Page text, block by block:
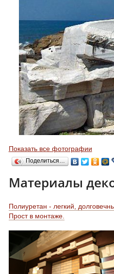
Показать все фотографии
Поделиться…
Материалы
Полиуретан - легкий,
Прост в монтаже.